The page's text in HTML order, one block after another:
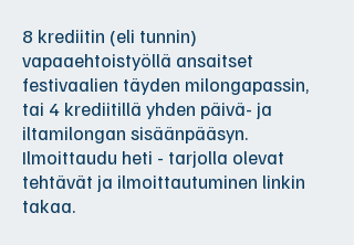
8 krediitin (eli tunnin)
vapaaehtoistyöllä ansaitset
festivaalien täyden milongapassin,
tai 4 krediitillä yhden päivä- ja
iltamilongan sisäänpääsyn.
Ilmoittaudu heti - tarjolla olevat
tehtävät ja ilmoittautuminen linkin
takaa.